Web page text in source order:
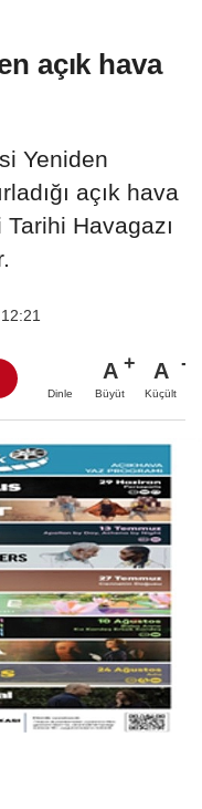
açık hava
Yeniden
açık hava
Havagazı
Dinle
A
Büyüt
A
Küçült